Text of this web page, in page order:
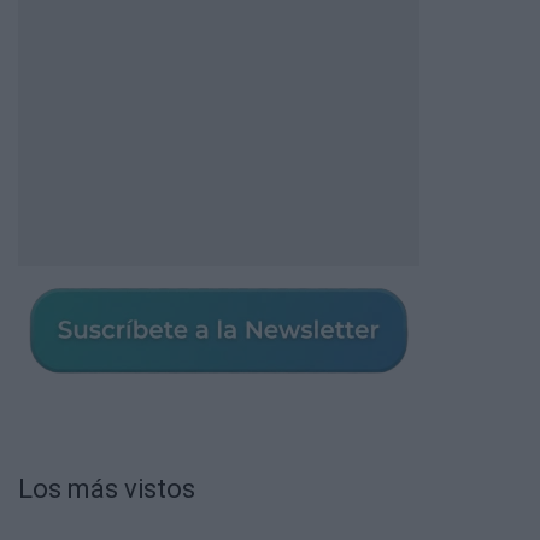
Los más vistos